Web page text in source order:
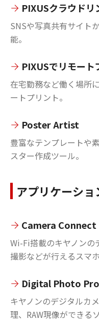
PIXUSクラウドリ
SNSや写真共有サイト
能。
PIXUSでリモート
在宅勤務など働く場所
ートプリント。
Poster Artist
豊富なテンプレートや
スター作成ツール。
アプリケーショ
Camera Connect
Wi-Fi搭載のキヤノンの
撮影などが行えるスマホ
Digital Photo
キヤノンのデジタルカ
理、RAW現像ができる